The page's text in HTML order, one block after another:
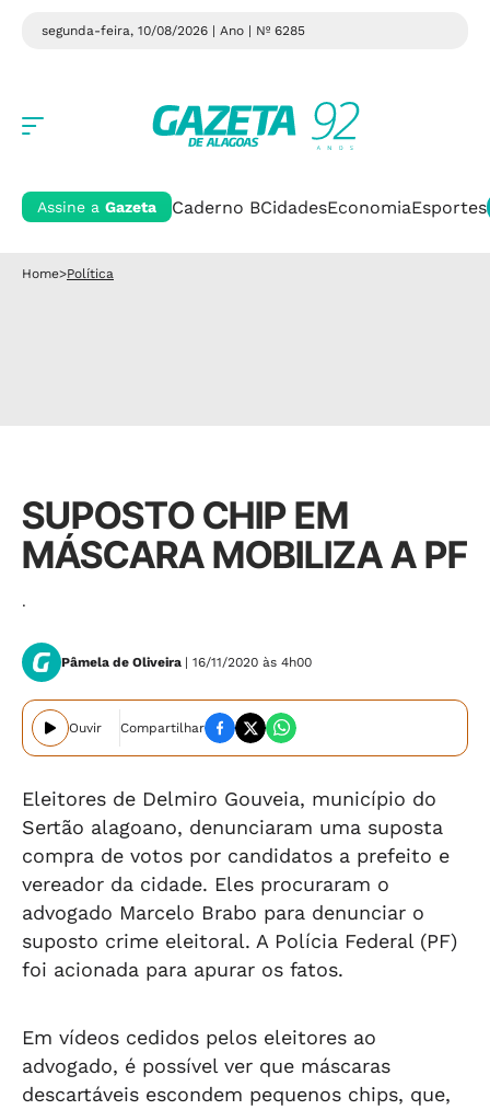
segunda-feira, 10/08/2026 | Ano | Nº 6285
Assine a Gazeta Caderno BCidadesEconomiaEsportes
Home>Política
SUPOSTO CHIP EM
MÁSCARA MOBILIZA A PF
.
Pâmela de Oliveira | 16/11/2020 às 4h00
Ouvir Compartilhar
Eleitores de Delmiro Gouveia, município do
Sertão alagoano, denunciaram uma suposta
compra de votos por candidatos a prefeito e
vereador da cidade. Eles procuraram o
advogado Marcelo Brabo para denunciar o
suposto crime eleitoral. A Polícia Federal (PF)
foi acionada para apurar os fatos.
Em vídeos cedidos pelos eleitores ao
advogado, é possível ver que máscaras
descartáveis escondem pequenos chips, que,